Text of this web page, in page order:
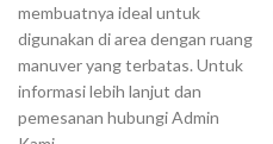
membuatnya ideal untuk
digunakan di area dengan ruang
manuver yang terbatas. Untuk
informasi lebih lanjut dan
pemesanan hubungi Admin